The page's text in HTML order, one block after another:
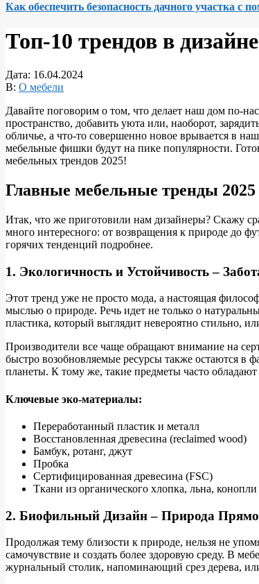
Как обеспечить безопасность дачного участка с
Топ-10 трендов в
Дата: 16.04.2024
В: О мебели
Давайте поговорим о том, что делает наш дом по-
пространство, добавить уюта или, наоборот,
обличье, а что-то совершенно новое врывается в
мебельные фишки будут на пике популярности.
мебельных трендов 2025!
Главные мебельные тренды 2025
Итак, что же приготовили нам дизайнеры? Скажу
много интересного: от возвращения к природе до
горячих тенденций подробнее.
1. Экологичность и Устойчивость –
Этот тренд уже не просто мода, а настоящая
мыслью о природе. Речь идет не только о
пластика, который выглядит невероятно стильно,
Производители все чаще обращают внимание на
быстро возобновляемые ресурсы также остаются в
планеты. К тому же, такие предметы часто
Ключевые эко-материалы:
Переработанный пластик и металл
Восстановленная древесина (reclaimed wood)
Бамбук, ротанг, джут
Пробка
Сертифицированная древесина (FSC)
Ткани из органического хлопка, льна, конопли
2. Биофильный Дизайн – Природа
Продолжая тему близости к природе, нельзя не
самочувствие и создать более здоровую среду. В
журнальный столик, напоминающий срез дерева,